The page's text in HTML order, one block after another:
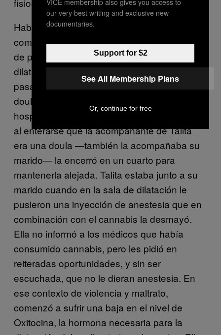
Había tenido un embarazo sin
complicaciones y realizó casi todo el trabajo
de parto en su casa hasta que alcanzó la
dilatación necesaria para que se produzca el
pasaje del bebé por el canal de parto. Su
doula le sugirió que ya era hora de salir al
hospital. La recibió la partera de turno quien
al enterarse que la acompañante de Talita
era una doula —también la acompañaba su
marido— la encerró en un cuarto para
mantenerla alejada. Talita estaba junto a su
marido cuando en la sala de dilatación le
pusieron una inyección de anestesia que en
combinación con el cannabis la desmayó.
Ella no informó a los médicos que había
consumido cannabis, pero les pidió en
reiteradas oportunidades, y sin ser
escuchada, que no le dieran anestesia. En
ese contexto de violencia y maltrato,
comenzó a sufrir una baja en el nivel de
Oxitocina, la hormona necesaria para la
our very best writing and exclusive new
documentaries.
Support for $2
See All Membership Plans
Or, continue for free